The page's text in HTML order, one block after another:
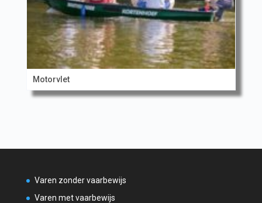
Motorvlet
Varen zonder vaarbewijs
Varen met vaarbewijs